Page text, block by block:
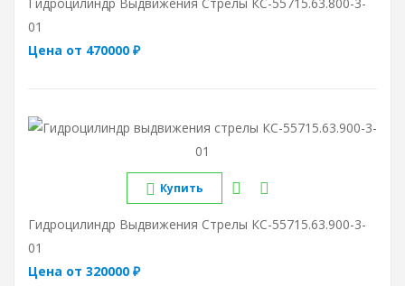
01
Цена от 470000 ₽
Купить
Гидроцилиндр Выдвижения Стрелы КС-55715.63.900-3-
01
Цена от 320000 ₽